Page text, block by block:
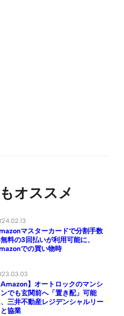
オススメ
マスターカードで分割手数
料の3回払いが利用可能に、
での買い物時
Amazon】オートロックのマンシ
ンでも玄関前へ「置き配」可能
三井不動産レジデンシャルリー
協業